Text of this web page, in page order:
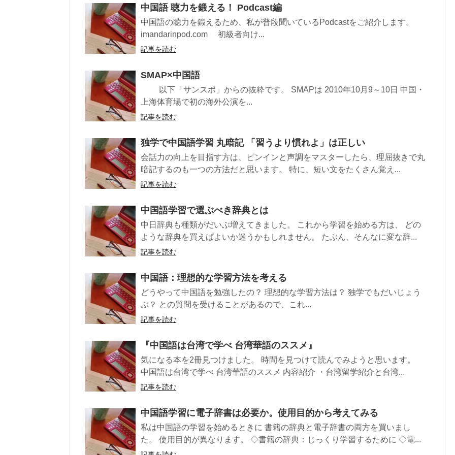
中国語 聴力を鍛える！ Podcast編
中国語の聴力を鍛えるため、私が普段聞いているPodcastをご紹介します。
imandarinpod.com 初級者向け...
記事を読む
SMAP×中国語
以下「サンスポ」からの抜粋です。 SMAPは 2010年10月9～10日 中国・
上海体育場で初の海外公演を...
記事を読む
独学で中国語学習 丸暗記 「習うより慣れよ」は正しい
会話力の向上を目指す方は、ピンインと声調をマスターしたら、理屈抜きで丸
暗記するのも一つの方法だと思います。 特に、短い文をたくさん覚え...
記事を読む
中国語学習で選ぶべき辞典とは
中日辞典も種類がだいぶ増えてきました。 これから学習を始める方は、 どの
ような辞典を買えばよいか迷うかもしれません。 たぶん、そんなに変な辞...
記事を読む
中国語：理想的な学習方法を考える
どうやって中国語を勉強したの？ 理想的な学習方法は？ 独学でもだいじょう
ぶ？ との質問を受けることがあるので、これ...
記事を読む
『中国語は台湾で学べ 台湾華語のススメ』
気になる本を2冊見つけました。 時間を見つけて読んでみようと思います。
中国語は台湾で学べ 台湾華語のススメ 内容紹介 ・台湾留学紹介と台湾...
記事を読む
中国語学習に電子辞書は必要か。使用目的から考えてみる
私は中国語の学習を始めるときに 書籍の辞典と電子辞書の両方を買いまし
た。 使用目的が異なります。 ◇書籍の辞典：じっくり学習するために ◇電...